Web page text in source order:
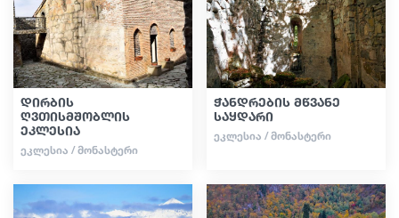
დირბის
ღვთისმშობლის
ეკლესია
ᲔᲙᲚᲔᲡᲘᲐ / ᲛᲝᲜᲐᲡᲢᲔᲠᲘ
ჭანდრების მწვანე
საყდარი
ᲔᲙᲚᲔᲡᲘᲐ / ᲛᲝᲜᲐᲡᲢᲔᲠᲘ